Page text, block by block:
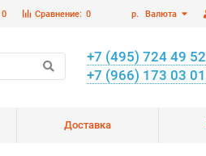
р. Валюта
Сравнение: 0
0
+7 (495) 724 49 52
+7 (966) 173 03 01
Доставка